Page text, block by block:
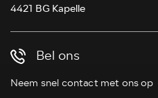
4421 BG Kapelle
Bel ons
Neem snel contact met ons op